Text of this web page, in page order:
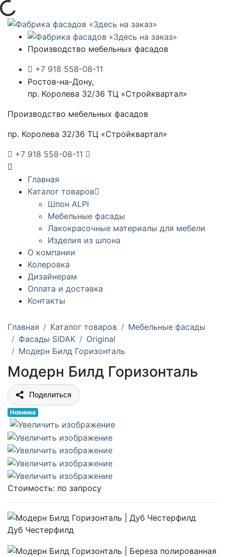
Загрузка...
Производство мебельных фасадов
+7 918 558-08-11
Ростов-на-Дону,
пр. Королева 32/36 ТЦ «Стройквартал»
Производство мебельных фасадов
пр. Королева 32/36 ТЦ «Стройквартал»
+7 918 558-08-11
Главная
Каталог товаров
Шпон ALPI
Мебельные фасады
Лакокрасочные материалы для мебели
Изделия из шпона
О компании
Колеровка
Дизайнерам
Оплата и доставка
Контакты
Главная Каталог товаров
Мебельные фасады
Фасады SIDAK
Original
Модерн Билд Горизонталь
Модерн Билд Горизонталь
Поделиться
Новинка
Стоимость: по запросу
Дуб Честерфилд